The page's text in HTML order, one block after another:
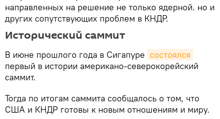
направленных на решение не только ядерной. но и
других сопутствующих проблем в КНДР.
Исторический саммит
В июне прошлого года в Сигапуре состоялся
первый в истории американо-северокорейский
саммит.
Тогда по итогам саммита сообщалось о том, что
США и КНДР готовы к новым отношениям и миру.